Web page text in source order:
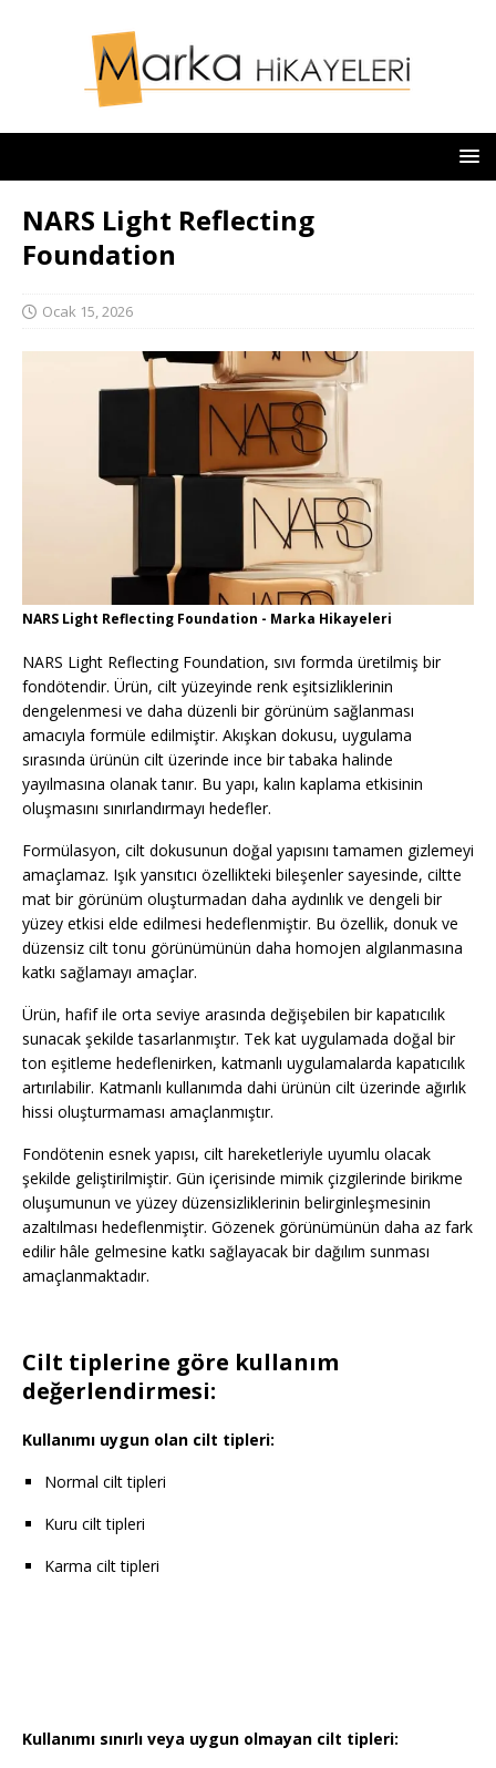
NARS Light Reflecting
Foundation
Ocak 15, 2026
NARS Light Reflecting Foundation - Marka Hikayeleri
NARS Light Reflecting Foundation, sıvı formda üretilmiş bir
fondötendir. Ürün, cilt yüzeyinde renk eşitsizliklerinin
dengelenmesi ve daha düzenli bir görünüm sağlanması
amacıyla formüle edilmiştir. Akışkan dokusu, uygulama
sırasında ürünün cilt üzerinde ince bir tabaka halinde
yayılmasına olanak tanır. Bu yapı, kalın kaplama etkisinin
oluşmasını sınırlandırmayı hedefler.
Formülasyon, cilt dokusunun doğal yapısını tamamen gizlemeyi
amaçlamaz. Işık yansıtıcı özellikteki bileşenler sayesinde, ciltte
mat bir görünüm oluşturmadan daha aydınlık ve dengeli bir
yüzey etkisi elde edilmesi hedeflenmiştir. Bu özellik, donuk ve
düzensiz cilt tonu görünümünün daha homojen algılanmasına
katkı sağlamayı amaçlar.
Ürün, hafif ile orta seviye arasında değişebilen bir kapatıcılık
sunacak şekilde tasarlanmıştır. Tek kat uygulamada doğal bir
ton eşitleme hedeflenirken, katmanlı uygulamalarda kapatıcılık
artırılabilir. Katmanlı kullanımda dahi ürünün cilt üzerinde ağırlık
hissi oluşturmaması amaçlanmıştır.
Fondötenin esnek yapısı, cilt hareketleriyle uyumlu olacak
şekilde geliştirilmiştir. Gün içerisinde mimik çizgilerinde birikme
oluşumunun ve yüzey düzensizliklerinin belirginleşmesinin
azaltılması hedeflenmiştir. Gözenek görünümünün daha az fark
edilir hâle gelmesine katkı sağlayacak bir dağılım sunması
amaçlanmaktadır.
Cilt tiplerine göre kullanım
değerlendirmesi:
Kullanımı uygun olan cilt tipleri:
Normal cilt tipleri
Kuru cilt tipleri
Karma cilt tipleri
Kullanımı sınırlı veya uygun olmayan cilt tipleri: